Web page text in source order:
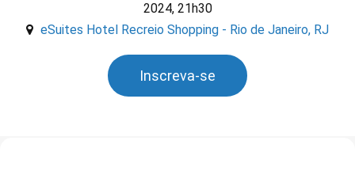
2024, 21h30
eSuites Hotel Recreio Shopping - Rio de Janeiro, RJ
Inscreva-se